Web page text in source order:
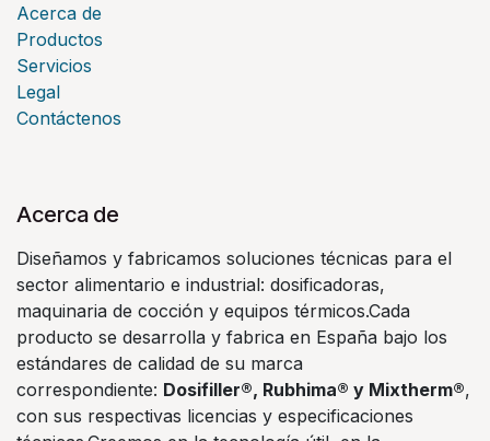
Acerca de
Productos
Servicios
Legal
Contáctenos
Acerca de
Diseñamos y fabricamos soluciones técnicas para el
sector alimentario e industrial: dosificadoras,
maquinaria de cocción y equipos térmicos.Cada
producto se desarrolla y fabrica en España bajo los
estándares de calidad de su marca
correspondiente: Dosifiller®, Rubhima® y Mixtherm®,
con sus respectivas licencias y especificaciones